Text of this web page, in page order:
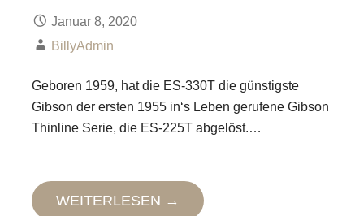
Januar 8, 2020
BillyAdmin
Geboren 1959, hat die ES-330T die günstigste
Gibson der ersten 1955 in‘s Leben gerufene Gibson
Thinline Serie, die ES-225T abgelöst.…
WEITERLESEN →